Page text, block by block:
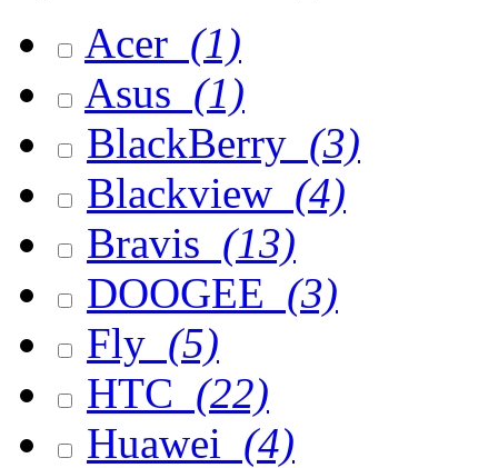
Acer (1)
Asus (1)
BlackBerry (3)
Blackview (4)
Bravis (13)
DOOGEE (3)
Fly (5)
HTC (22)
Huawei (4)